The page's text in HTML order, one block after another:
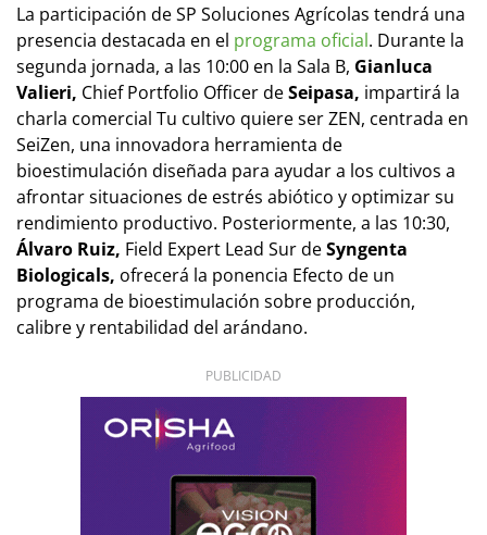
La participación de SP Soluciones Agrícolas tendrá una
presencia destacada en el programa oficial. Durante la
segunda jornada, a las 10:00 en la Sala B, Gianluca
Valieri, Chief Portfolio Officer deSeipasa, impartirá la
charla comercial Tu cultivo quiere ser ZEN, centrada en
SeiZen, una innovadora herramienta de
bioestimulación diseñada para ayudar a los cultivos a
afrontar situaciones de estrés abiótico y optimizar su
rendimiento productivo. Posteriormente, a las 10:30,
Álvaro Ruiz, Field Expert Lead Sur deSyngenta
Biologicals, ofrecerá la ponencia Efecto de un
programa de bioestimulación sobre producción,
calibre y rentabilidad del arándano.
PUBLICIDAD